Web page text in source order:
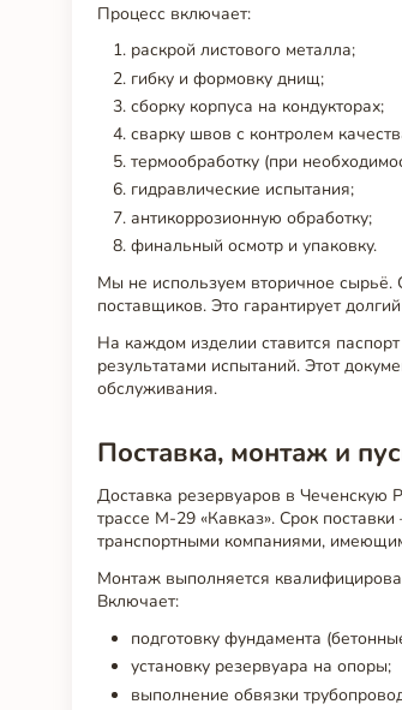
Процесс включает:
раскрой листового металла;
гибку и формовку днищ;
сборку корпуса на кондукторах;
сварку швов с контролем
термообработку (при
гидравлические испытания;
антикоррозионную обработку;
финальный осмотр и упаковку.
Мы не используем вторичное сырьё.
поставщиков. Это гарантирует
На каждом изделии ставится
результатами испытаний. Этот
обслуживания.
Поставка, монтаж и
Доставка резервуаров в Чеченскую
трассе М-29 «Кавказ». Срок
транспортными компаниями,
Монтаж выполняется
Включает:
подготовку фундамента
установку резервуара на опоры;
выполнение обвязки